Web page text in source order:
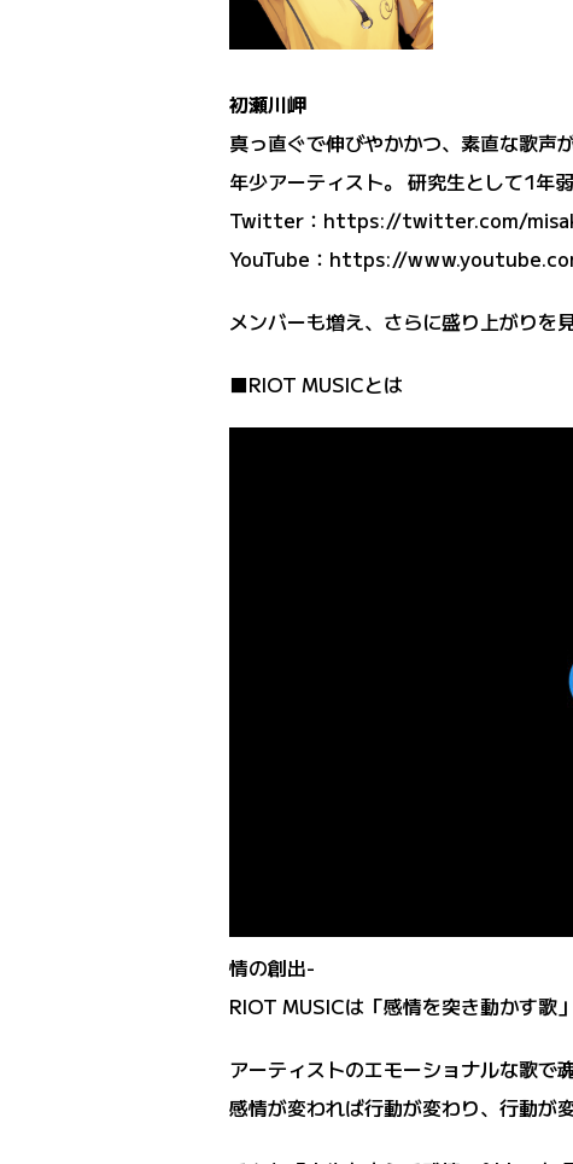
初瀬川岬
真っ直ぐで伸びやかかつ、素直な歌声
年少アーティスト。 研究生として1年
Twitter： https://twitter.com/
YouTube： https://
メンバーも増え、さらに盛り上がりを
■RIOT MUSICとは
情の創出-
RIOT MUSICは「感情を突き動かす歌
アーティストのエモーショナルな歌で
感情が変われば行動が変わり、行動が